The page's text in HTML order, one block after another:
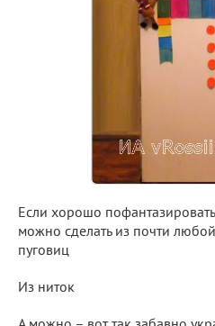
Если хорошо
можно сделать из почти
пуговиц
Из ниток